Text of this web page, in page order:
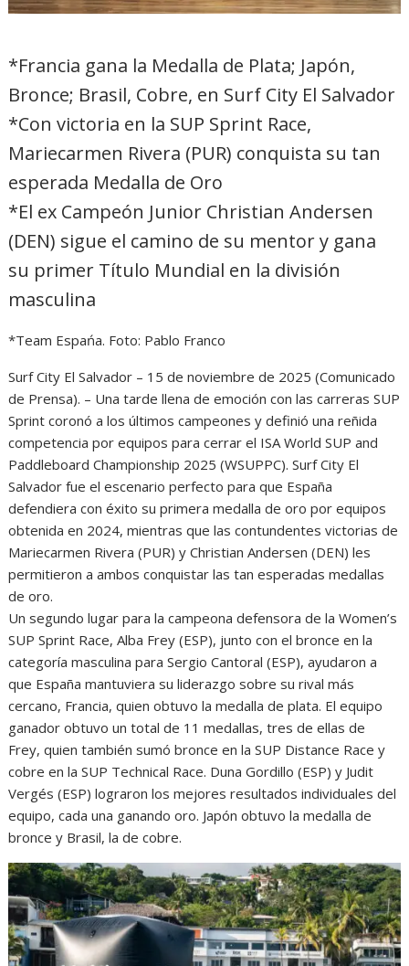
*Francia gana la Medalla de Plata; Japón,
Bronce; Brasil, Cobre, en Surf City El Salvador
*Con victoria en la SUP Sprint Race,
Mariecarmen Rivera (PUR) conquista su tan
esperada Medalla de Oro
*El ex Campeón Junior Christian Andersen
(DEN) sigue el camino de su mentor y gana
su primer Título Mundial en la división
masculina
*Team Espańa. Foto: Pablo Franco
Surf City El Salvador – 15 de noviembre de 2025 (Comunicado
de Prensa). – Una tarde llena de emoción con las carreras SUP
Sprint coronó a los últimos campeones y definió una reñida
competencia por equipos para cerrar el ISA World SUP and
Paddleboard Championship 2025 (WSUPPC). Surf City El
Salvador fue el escenario perfecto para que España
defendiera con éxito su primera medalla de oro por equipos
obtenida en 2024, mientras que las contundentes victorias de
Mariecarmen Rivera (PUR) y Christian Andersen (DEN) les
permitieron a ambos conquistar las tan esperadas medallas
de oro.
Un segundo lugar para la campeona defensora de la Women’s
SUP Sprint Race, Alba Frey (ESP), junto con el bronce en la
categoría masculina para Sergio Cantoral (ESP), ayudaron a
que España mantuviera su liderazgo sobre su rival más
cercano, Francia, quien obtuvo la medalla de plata. El equipo
ganador obtuvo un total de 11 medallas, tres de ellas de
Frey, quien también sumó bronce en la SUP Distance Race y
cobre en la SUP Technical Race. Duna Gordillo (ESP) y Judit
Vergés (ESP) lograron los mejores resultados individuales del
equipo, cada una ganando oro. Japón obtuvo la medalla de
bronce y Brasil, la de cobre.